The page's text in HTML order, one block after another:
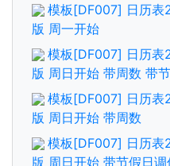
模板[DF007] 日历表
版 周一开始
模板[DF007] 日历表
版 周日开始 带周数 带
模板[DF007] 日历表
版 周日开始 带周数
模板[DF007] 日历表
版 周日开始 带节假日